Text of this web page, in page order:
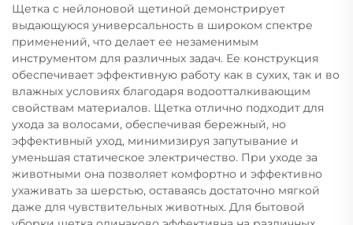
Щетка с нейлоновой щетиной демонстрирует
выдающуюся универсальность в широком спектре
применений, что делает ее незаменимым
инструментом для различных задач. Ее конструкция
обеспечивает эффективную работу как в сухих, так и во
влажных условиях благодаря водоотталкивающим
свойствам материалов. Щетка отлично подходит для
ухода за волосами, обеспечивая бережный, но
эффективный уход, минимизируя запутывание и
уменьшая статическое электричество. При уходе за
животными она позволяет комфортно и эффективно
ухаживать за шерстью, оставаясь достаточно мягкой
даже для чувствительных животных. Для бытовой